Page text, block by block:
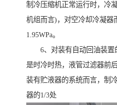
制冷压缩机正常运行时，冷
机组而言)，对空冷却冷凝器
1.95WPa。
6、对装有自动回油装置
是时冷时热，液管过滤器前
装有贮液器的系统而言，制
器的1/3处